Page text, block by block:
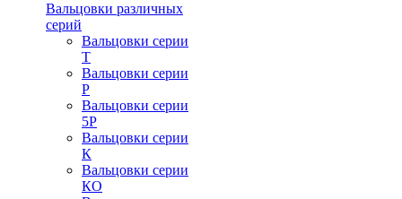
Вальцовки различных
серий
Вальцовки серии
Т
Вальцовки серии
Р
Вальцовки серии
5Р
Вальцовки серии
К
Вальцовки серии
КО